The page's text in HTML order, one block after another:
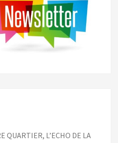
QUARTIER, L’ECHO DE LA